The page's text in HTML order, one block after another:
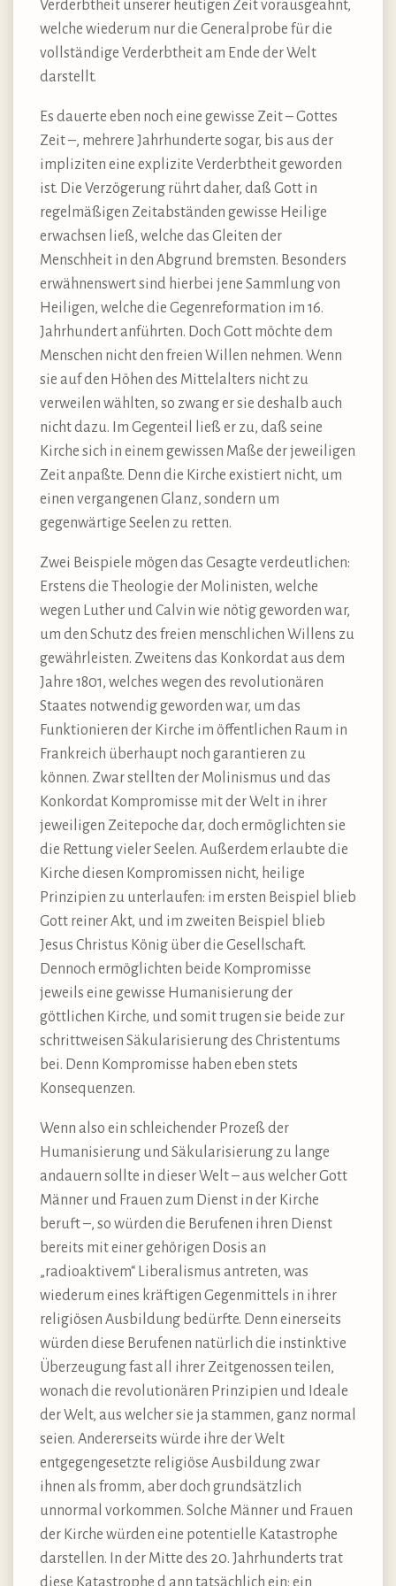
Verderbtheit unserer heutigen Zeit vorausgeahnt,
welche wiederum nur die Generalprobe für die
vollständige Verderbtheit am Ende der Welt
darstellt.
Es dauerte eben noch eine gewisse Zeit – Gottes
Zeit –, mehrere Jahrhunderte sogar, bis aus der
impliziten eine explizite Verderbtheit geworden
ist. Die Verzögerung rührt daher, daß Gott in
regelmäßigen Zeitabständen gewisse Heilige
erwachsen ließ, welche das Gleiten der
Menschheit in den Abgrund bremsten. Besonders
erwähnenswert sind hierbei jene Sammlung von
Heiligen, welche die Gegenreformation im 16.
Jahrhundert anführten. Doch Gott möchte dem
Menschen nicht den freien Willen nehmen. Wenn
sie auf den Höhen des Mittelalters nicht zu
verweilen wählten, so zwang er sie deshalb auch
nicht dazu. Im Gegenteil ließ er zu, daß seine
Kirche sich in einem gewissen Maße der jeweiligen
Zeit anpaßte. Denn die Kirche existiert nicht, um
einen vergangenen Glanz, sondern um
gegenwärtige Seelen zu retten.
Zwei Beispiele mögen das Gesagte verdeutlichen:
Erstens die Theologie der Molinisten, welche
wegen Luther und Calvin wie nötig geworden war,
um den Schutz des freien menschlichen Willens zu
gewährleisten. Zweitens das Konkordat aus dem
Jahre 1801, welches wegen des revolutionären
Staates notwendig geworden war, um das
Funktionieren der Kirche im öffentlichen Raum in
Frankreich überhaupt noch garantieren zu
können. Zwar stellten der Molinismus und das
Konkordat Kompromisse mit der Welt in ihrer
jeweiligen Zeitepoche dar, doch ermöglichten sie
die Rettung vieler Seelen. Außerdem erlaubte die
Kirche diesen Kompromissen nicht, heilige
Prinzipien zu unterlaufen: im ersten Beispiel blieb
Gott reiner Akt, und im zweiten Beispiel blieb
Jesus Christus König über die Gesellschaft.
Dennoch ermöglichten beide Kompromisse
jeweils eine gewisse Humanisierung der
göttlichen Kirche, und somit trugen sie beide zur
schrittweisen Säkularisierung des Christentums
bei. Denn Kompromisse haben eben stets
Konsequenzen.
Wenn also ein schleichender Prozeß der
Humanisierung und Säkularisierung zu lange
andauern sollte in dieser Welt – aus welcher Gott
Männer und Frauen zum Dienst in der Kirche
beruft –, so würden die Berufenen ihren Dienst
bereits mit einer gehörigen Dosis an
„radioaktivem“ Liberalismus antreten, was
wiederum eines kräftigen Gegenmittels in ihrer
religiösen Ausbildung bedürfte. Denn einerseits
würden diese Berufenen natürlich die instinktive
Überzeugung fast all ihrer Zeitgenossen teilen,
wonach die revolutionären Prinzipien und Ideale
der Welt, aus welcher sie ja stammen, ganz normal
seien. Andererseits würde ihre der Welt
entgegengesetzte religiöse Ausbildung zwar
ihnen als fromm, aber doch grundsätzlich
unnormal vorkommen. Solche Männer und Frauen
der Kirche würden eine potentielle Katastrophe
darstellen. In der Mitte des 20. Jahrhunderts trat
diese Katastrophe d ann tatsächlich ein: ein